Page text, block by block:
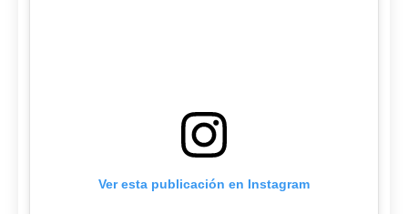
Ver esta publicación en Instagram